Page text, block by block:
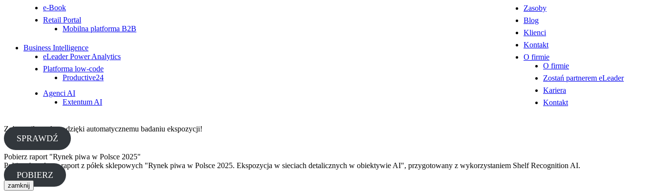
Zasoby
Blog
Klienci
Kontakt
O firmie
O firmie
Zostań partnerem eLeader
Kariera
Kontakt
e-Book
Retail Portal
Mobilna platforma B2B
Business Intelligence
eLeader Power Analytics
Platforma low-code
Productive24
Agenci AI
Extentum AI
Zobacz, ile zyskasz dzięki automatycznemu badaniu ekspozycji!
SPRAWDŹ
Pobierz raport "Rynek piwa w Polsce 2025"
Pobierz bezpłatny raport z półek sklepowych "Rynek piwa w Polsce 2025. Ekspozycja w sieciach detalicznych w obiektywie AI", przygotowany z wykorzystaniem Shelf Recognition AI.
POBIERZ
zamknij